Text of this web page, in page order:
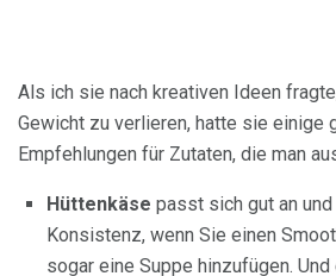
Als ich sie nach kreativen Ideen
Gewicht zu verlieren, hatte sie einige
Empfehlungen für Zutaten, die man
Hüttenkäse passt sich gut an
Konsistenz, wenn Sie einen
sogar eine Suppe hinzufügen.